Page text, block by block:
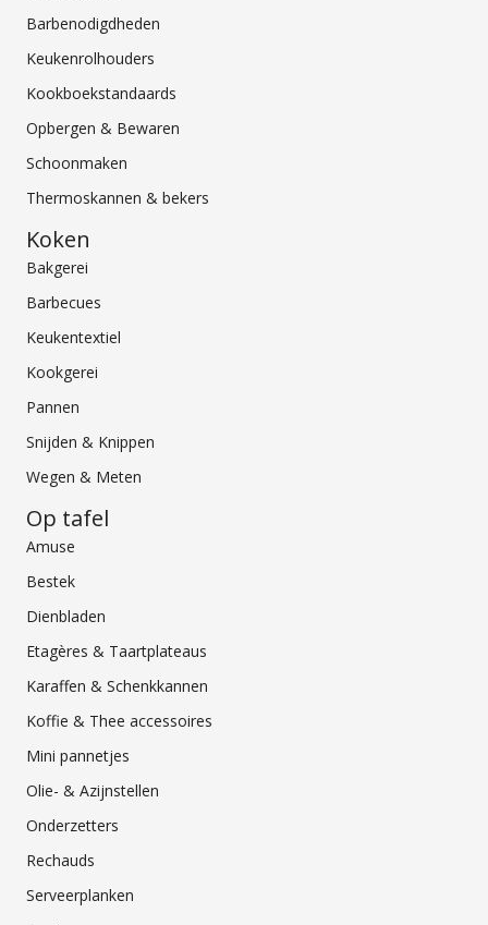
Barbenodigdheden
Keukenrolhouders
Kookboekstandaards
Opbergen & Bewaren
Schoonmaken
Thermoskannen & bekers
Koken
Bakgerei
Barbecues
Keukentextiel
Kookgerei
Pannen
Snijden & Knippen
Wegen & Meten
Op tafel
Amuse
Bestek
Dienbladen
Etagères & Taartplateaus
Karaffen & Schenkkannen
Koffie & Thee accessoires
Mini pannetjes
Olie- & Azijnstellen
Onderzetters
Rechauds
Serveerplanken